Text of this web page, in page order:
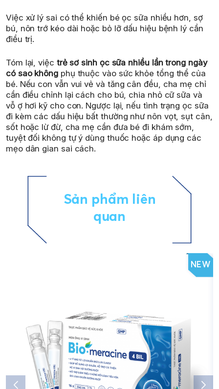
Việc xử lý sai có thể khiến bé ọc sữa nhiều hơn, sợ
bú, nôn trớ kéo dài hoặc bỏ lỡ dấu hiệu bệnh lý cần
điều trị.
Tóm lại, việc trẻ sơ sinh ọc sữa nhiều lần trong ngày
có sao khôngphụ thuộc vào sức khỏe tổng thể của
bé. Nếu con vẫn vui vẻ và tăng cân đều, cha mẹ chỉ
cần điều chỉnh lại cách cho bú, chia nhỏ cữ sữa và
vỗ ợ hơi kỹ cho con. Ngược lại, nếu tình trạng ọc sữa
đi kèm các dấu hiệu bất thường như nôn vọt, sụt cân,
sốt hoặc lừ đừ, cha mẹ cần đưa bé đi khám sớm,
tuyệt đối không tự ý dùng thuốc hoặc áp dụng các
mẹo dân gian sai cách.
Sản phẩm liên
quan
NEW